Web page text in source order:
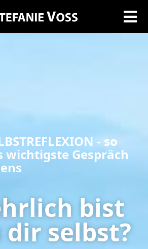
- so
wichtigste Gespräch
bist
dir selbst?